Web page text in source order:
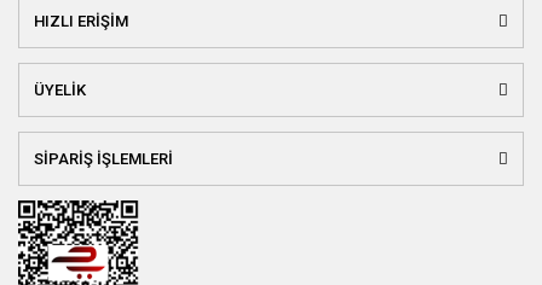
HIZLI ERİŞİM
ÜYELİK
SİPARİŞ İŞLEMLERİ